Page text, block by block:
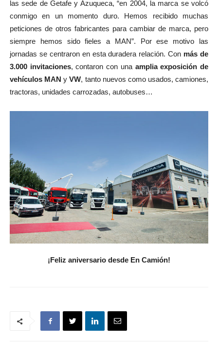
las sede de Getafe y Azuqueca, “en 2004, la marca se volcó
conmigo en un momento duro. Hemos recibido muchas
peticiones de otros fabricantes para cambiar de marca, pero
siempre hemos sido fieles a MAN”. Por ese motivo las
jornadas se centraron en esta duradera relación. Con más de
3.000 invitaciones, contaron con una amplia exposición de
vehículos MAN yVW, tanto nuevos como usados, camiones,
tractoras, unidades carrozadas, autobuses…
¡Feliz aniversario desde En Camión!